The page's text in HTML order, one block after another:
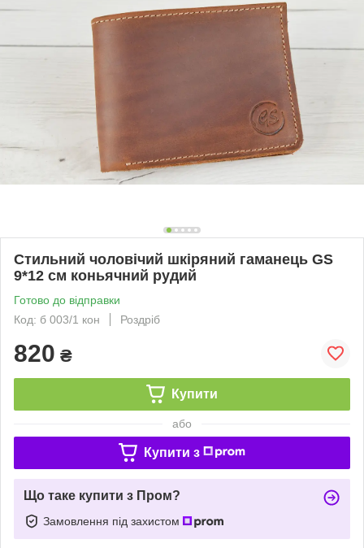
Стильний чоловічий шкіряний гаманець GS
9*12 см коньячний рудий
Готово до відправки
Код: б 003/1 кон
Роздріб
820 ₴
Купити
або
Купити з
Що таке купити з Пром?
Замовлення під захистом